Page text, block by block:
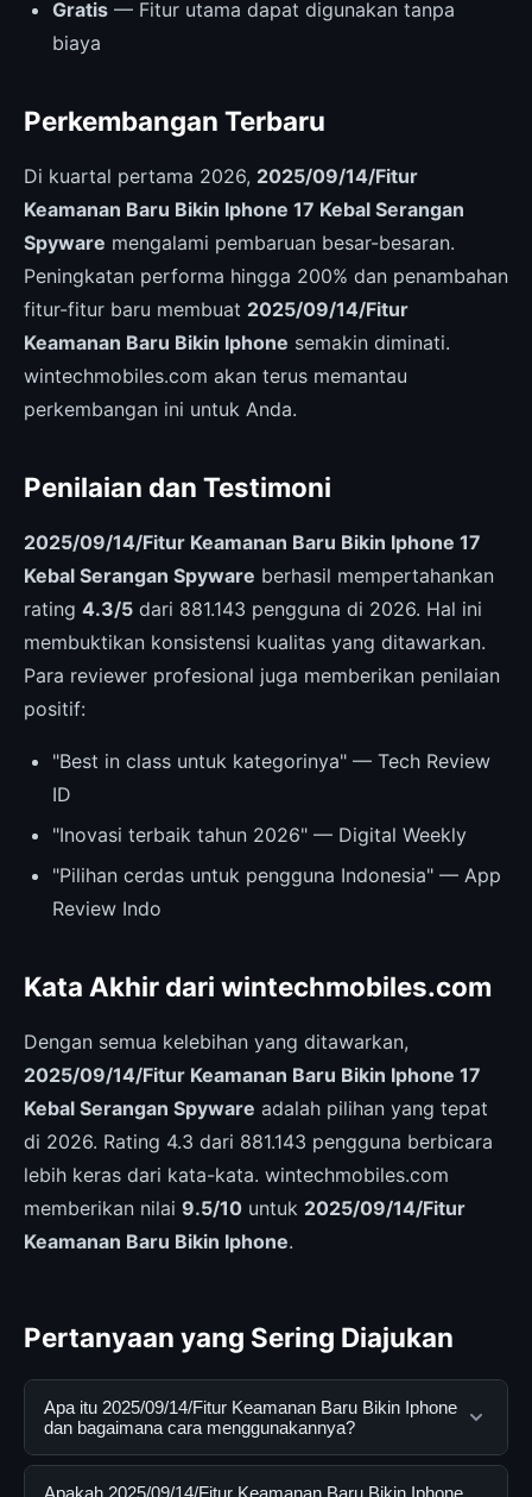
Gratis — Fitur utama dapat digunakan tanpa
biaya
Perkembangan Terbaru
Di kuartal pertama 2026, 2025/09/14/Fitur
Keamanan Baru Bikin Iphone 17 Kebal Serangan
Spyware mengalami pembaruan besar-besaran.
Peningkatan performa hingga 200% dan penambahan
fitur-fitur baru membuat 2025/09/14/Fitur
Keamanan Baru Bikin Iphone semakin diminati.
wintechmobiles.com akan terus memantau
perkembangan ini untuk Anda.
Penilaian dan Testimoni
2025/09/14/Fitur Keamanan Baru Bikin Iphone 17
Kebal Serangan Spyware berhasil mempertahankan
rating 4.3/5 dari 881.143 pengguna di 2026. Hal ini
membuktikan konsistensi kualitas yang ditawarkan.
Para reviewer profesional juga memberikan penilaian
positif:
"Best in class untuk kategorinya" — Tech Review
ID
"Inovasi terbaik tahun 2026" — Digital Weekly
"Pilihan cerdas untuk pengguna Indonesia" — App
Review Indo
Kata Akhir dari wintechmobiles.com
Dengan semua kelebihan yang ditawarkan,
2025/09/14/Fitur Keamanan Baru Bikin Iphone 17
Kebal Serangan Spyware adalah pilihan yang tepat
di 2026. Rating 4.3 dari 881.143 pengguna berbicara
lebih keras dari kata-kata. wintechmobiles.com
memberikan nilai 9.5/10 untuk 2025/09/14/Fitur
Keamanan Baru Bikin Iphone.
Pertanyaan yang Sering Diajukan
Apa itu 2025/09/14/Fitur Keamanan Baru Bikin Iphone
dan bagaimana cara menggunakannya?
2025/09/14/Fitur Keamanan Baru Bikin Iphone adalah
Apakah 2025/09/14/Fitur Keamanan Baru Bikin Iphone